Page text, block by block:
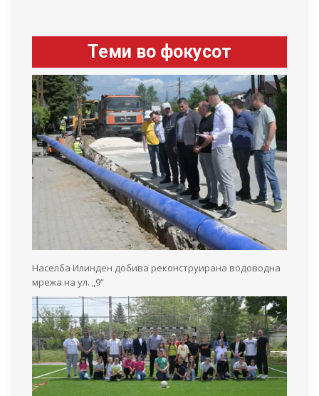
Теми во фокусот
Населба Илинден добива реконструирана водоводна
мрежа на ул. „9“